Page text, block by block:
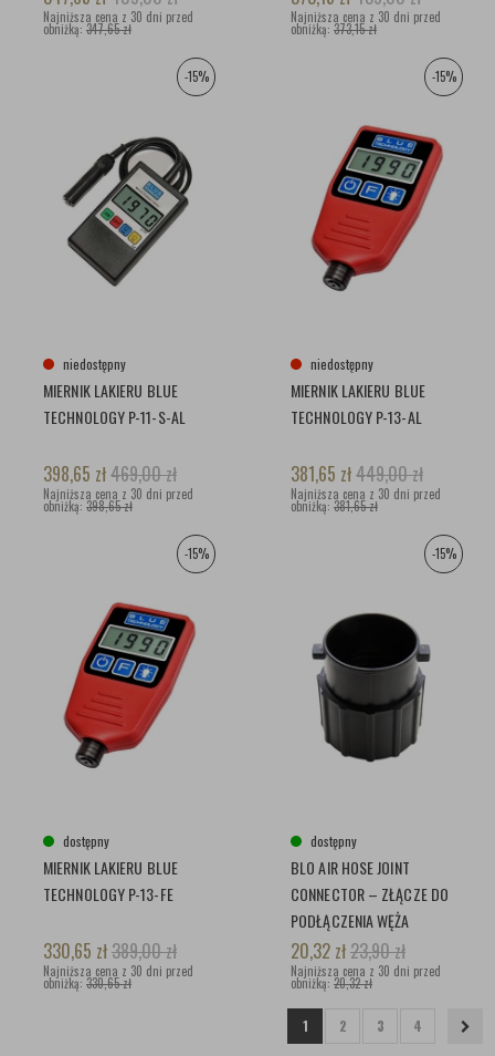
Najniższa cena z 30 dni przed
obniżką: 347,65 zł
Najniższa cena z 30 dni przed
obniżką: 373,15 zł
-15%
niedostępny
MIERNIK LAKIERU BLUE
TECHNOLOGY P-11-S-AL
398,65 zł469,00zł
Najniższa cena z 30 dni przed
obniżką: 398,65 zł
-15%
niedostępny
MIERNIK LAKIERU BLUE
TECHNOLOGY P-13-AL
381,65 zł449,00zł
Najniższa cena z 30 dni przed
obniżką: 381,65 zł
-15%
dostępny
MIERNIK LAKIERU BLUE
TECHNOLOGY P-13-FE
330,65 zł389,00zł
Najniższa cena z 30 dni przed
obniżką: 330,65 zł
-15%
dostępny
BLO AIR HOSE JOINT
CONNECTOR – ZŁĄCZE DO
PODŁĄCZENIA WĘŻA
20,32 zł23,90zł
Najniższa cena z 30 dni przed
obniżką: 20,32 zł
1 2 3 4